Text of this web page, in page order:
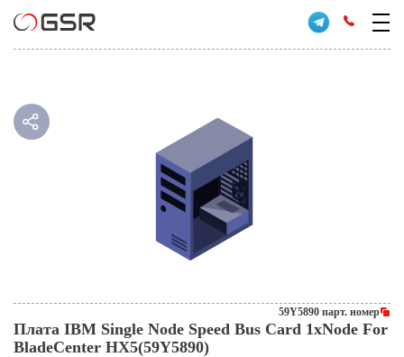
59Y5890 парт. номер
Плата IBM Single Node Speed Bus Card 1xNode For
BladeCenter HX5(59Y5890)